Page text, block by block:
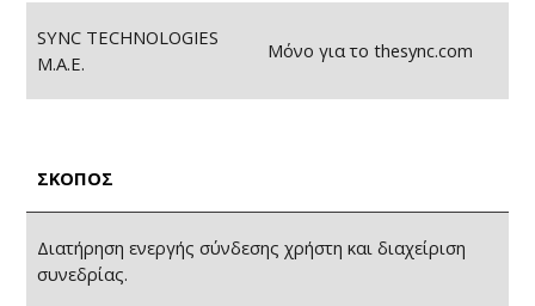
SYNC TECHNOLOGIES
Μ.Α.Ε.
Μόνο για το thesync.com
ΣΚΟΠΟΣ
Διατήρηση ενεργής σύνδεσης χρήστη και διαχείριση
συνεδρίας.